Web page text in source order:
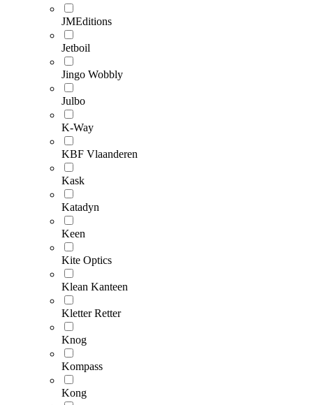
JMEditions
Jetboil
Jingo Wobbly
Julbo
K-Way
KBF Vlaanderen
Kask
Katadyn
Keen
Kite Optics
Klean Kanteen
Kletter Retter
Knog
Kompass
Kong